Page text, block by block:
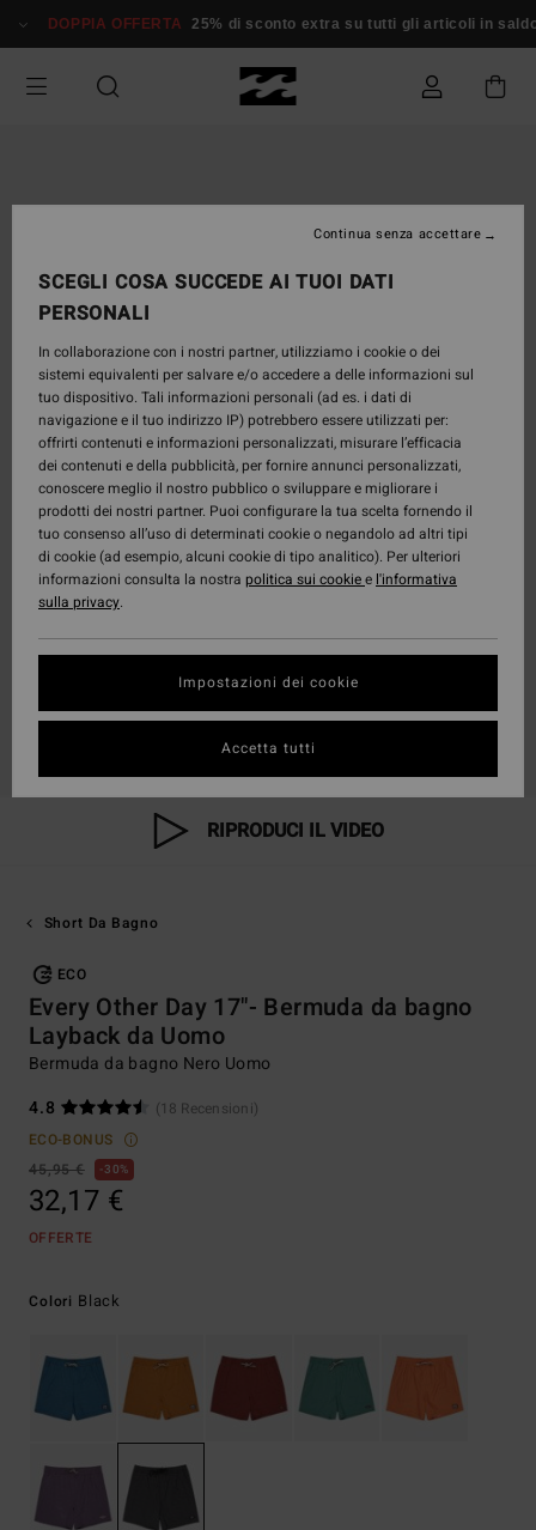
alle
prodotto
DOPPIA OFFERTA 25% di sconto extra su tutti gli articoli in
RIPRODUCI IL VIDEO
Short Da Bagno
ECO
Every Other Day 17"- Bermuda da bagno
Layback da Uomo
Bermuda da bagno Nero Uomo
4.8
(18 Recensioni)
ECO-BONUS
45,95 €
30%
32,17 €
OFFERTE
Colori Black
SCEGLI COSA SUCCEDE AI TUOI DATI
PERSONALI
In collaborazione con i nostri partner, utilizziamo i cookie o dei
sistemi equivalenti per salvare e/o accedere a delle informazioni sul
tuo dispositivo. Tali informazioni personali (ad es. i dati di
navigazione e il tuo indirizzo IP) potrebbero essere utilizzati per:
offrirti contenuti e informazioni personalizzati, misurare l’efficacia
dei contenuti e della pubblicità, per fornire annunci personalizzati,
conoscere meglio il nostro pubblico o sviluppare e migliorare i
prodotti dei nostri partner. Puoi configurare la tua scelta fornendo il
tuo consenso all’uso di determinati cookie o negandolo ad altri tipi
di cookie (ad esempio, alcuni cookie di tipo analitico). Per ulteriori
informazioni consulta la nostra politica sui cookiee l'informativa
sulla privacy.
Impostazioni dei cookie
Continua senza accettare
Accetta tutti